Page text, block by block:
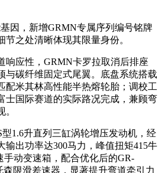
因，新增GRMN专属序列编号铭牌
节之处清晰体现其限量身份。
响应性，GRMN卡罗拉取消后排座
与碳纤维固定式尾翼。底盘系统搭载
配米其林高性能半热熔轮胎；调校工
士国际赛道的实际路况完成，兼顾弯
1.6升直列三缸涡轮增压发动机，经
输出功率达300马力，峰值扭矩415牛
手动变速箱，配合优化后的GR-
限滑差速器，显著提升弯道牵引力